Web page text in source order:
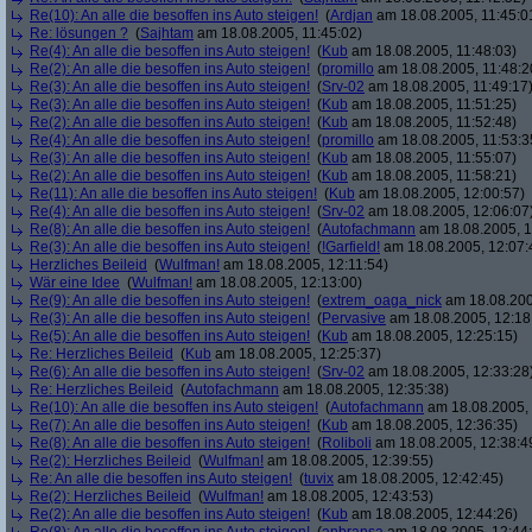
Re(10): An alle die besoffen ins Auto steigen! (Ardjan am 18.08.2005,
Re: lösungen ? (Sajhtam am 18.08.2005, 11:45:02)
Re(4): An alle die besoffen ins Auto steigen! (Kub am 18.08.2005, 11:48:03)
Re(2): An alle die besoffen ins Auto steigen! (promillo am 18.08.2005,
Re(3): An alle die besoffen ins Auto steigen! (Srv-02 am 18.08.2005, 11:49:17)
Re(3): An alle die besoffen ins Auto steigen! (Kub am 18.08.2005, 11:51:25)
Re(2): An alle die besoffen ins Auto steigen! (Kub am 18.08.2005, 11:52:48)
Re(4): An alle die besoffen ins Auto steigen! (promillo am 18.08.2005,
Re(3): An alle die besoffen ins Auto steigen! (Kub am 18.08.2005, 11:55:07)
Re(2): An alle die besoffen ins Auto steigen! (Kub am 18.08.2005, 11:58:21)
Re(11): An alle die besoffen ins Auto steigen! (Kub am 18.08.2005, 12:00:57)
Re(4): An alle die besoffen ins Auto steigen! (Srv-02 am 18.08.2005,
Re(8): An alle die besoffen ins Auto steigen! (Autofachmann am 18.08.2005,
Re(3): An alle die besoffen ins Auto steigen! (!Garfield! am 18.08.2005,
Herzliches Beileid (Wulfman! am 18.08.2005, 12:11:54)
Wär eine Idee (Wulfman! am 18.08.2005, 12:13:00)
Re(9): An alle die besoffen ins Auto steigen! (extrem_oaga_nick am
Re(3): An alle die besoffen ins Auto steigen! (Pervasive am 18.08.2005,
Re(5): An alle die besoffen ins Auto steigen! (Kub am 18.08.2005, 12:25:15)
Re: Herzliches Beileid (Kub am 18.08.2005, 12:25:37)
Re(6): An alle die besoffen ins Auto steigen! (Srv-02 am 18.08.2005,
Re: Herzliches Beileid (Autofachmann am 18.08.2005, 12:35:38)
Re(10): An alle die besoffen ins Auto steigen! (Autofachmann am
Re(7): An alle die besoffen ins Auto steigen! (Kub am 18.08.2005, 12:36:35)
Re(8): An alle die besoffen ins Auto steigen! (Roliboli am 18.08.2005,
Re(2): Herzliches Beileid (Wulfman! am 18.08.2005, 12:39:55)
Re: An alle die besoffen ins Auto steigen! (tuvix am 18.08.2005, 12:42:45)
Re(2): Herzliches Beileid (Wulfman! am 18.08.2005, 12:43:53)
Re(2): An alle die besoffen ins Auto steigen! (Kub am 18.08.2005, 12:44:26)